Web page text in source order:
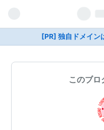
[PR] 独自ドメイン
このブロ